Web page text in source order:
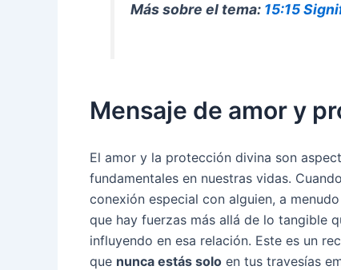
Más sobre el tema: 15:15
Mensaje de amor y
El amor y la protección divina son
fundamentales en nuestras vidas.
conexión especial con alguien, a
que hay fuerzas más allá de lo tangible
influyendo en esa relación. Este es un
que nunca estás solo en tus travesías